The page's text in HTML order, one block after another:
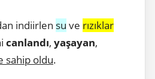
indiirlen su ve rızıklar
canlandı, yaşayan,
sahip oldu.